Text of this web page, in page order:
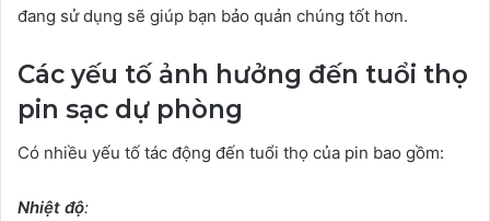
đang sử dụng sẽ giúp bạn bảo quản chúng tốt hơn.
Các yếu tố ảnh hưởng đến tuổi thọ
pin sạc dự phòng
Có nhiều yếu tố tác động đến tuổi thọ của pin bao gồm:
Nhiệt độ: